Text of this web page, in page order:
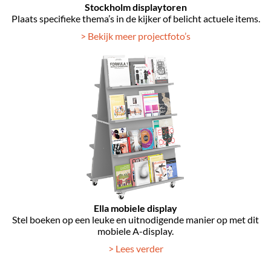
Stockholm displaytoren
Plaats specifieke thema’s in de kijker of belicht actuele items.
> Bekijk meer projectfoto’s
Ella mobiele display
Stel boeken op een leuke en uitnodigende manier op met dit
mobiele A-display.
> Lees verder